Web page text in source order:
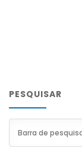
PESQUISAR